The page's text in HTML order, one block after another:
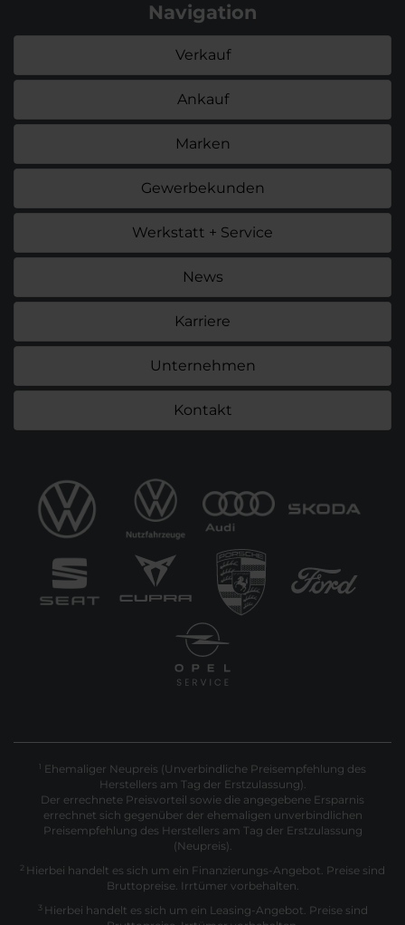
Navigation
Verkauf
Ankauf
Marken
Gewerbekunden
Werkstatt + Service
News
Karriere
Unternehmen
Kontakt
1 Ehemaliger Neupreis (Unverbindliche Preisempfehlung des
Herstellers am Tag der Erstzulassung).
Der errechnete Preisvorteil sowie die angegebene Ersparnis
errechnet sich gegenüber der ehemaligen unverbindlichen
Preisempfehlung des Herstellers am Tag der Erstzulassung
(Neupreis).
2 Hierbei handelt es sich um ein Finanzierungs-Angebot. Preise sind
Bruttopreise. Irrtümer vorbehalten.
3 Hierbei handelt es sich um ein Leasing-Angebot. Preise sind